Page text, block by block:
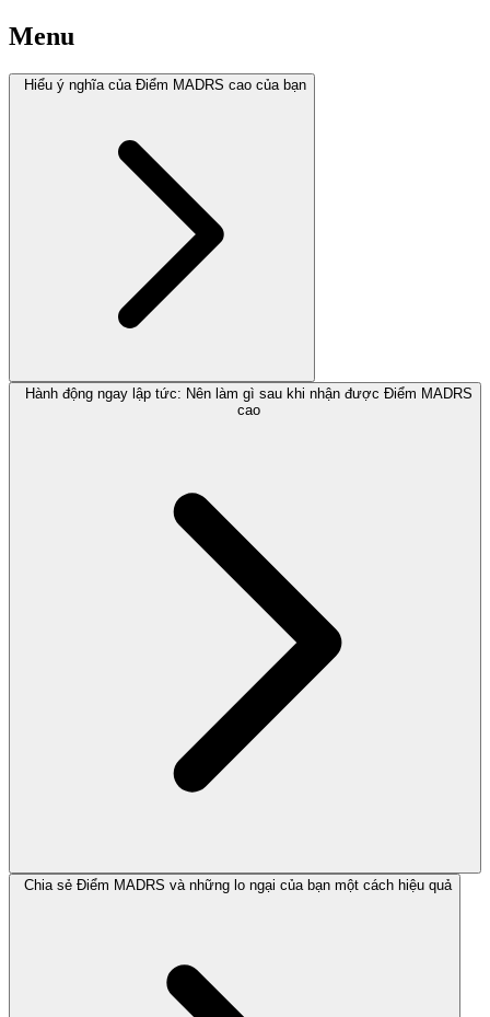
Menu
Hiểu ý nghĩa của Điểm MADRS cao của bạn
Hành động ngay lập tức: Nên làm gì sau khi nhận được Điểm MADRS
cao
Chia sẻ Điểm MADRS và những lo ngại của bạn một cách hiệu quả